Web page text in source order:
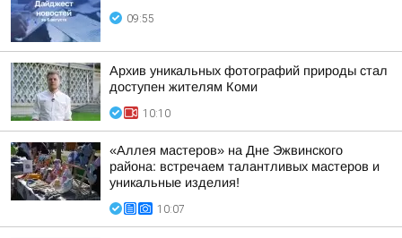
09:55
Архив уникальных фотографий природы стал
доступен жителям Коми
10:10
«Аллея мастеров» на Дне Эжвинского
района: встречаем талантливых мастеров и
уникальные изделия!
10:07